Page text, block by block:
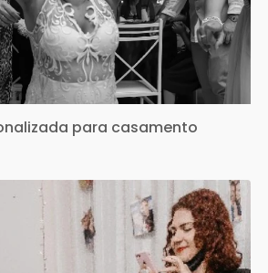
para casamento